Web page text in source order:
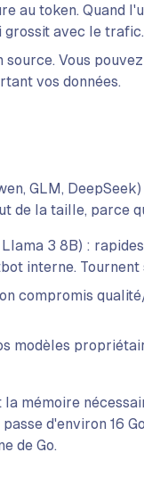
au token. Quand
grossit avec le trafic.
Vous
vos données.
GLM,
de la taille, parce
3 8B) :
interne. Tournent
compromis
modèles
mémoire
d'environ 16
de Go.